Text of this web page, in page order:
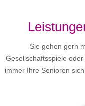
Sie gehen gern
Gesellschaftsspiele
immer Ihre Senioren